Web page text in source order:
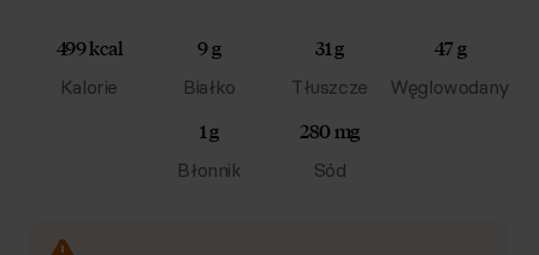
499 kcal
Kalorie
9 g
Białko
31 g
Tłuszcze
47 g
Węglowodany
1 g
Błonnik
280 mg
Sód